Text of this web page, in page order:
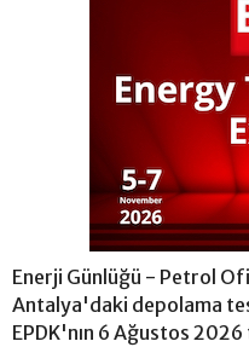
Enerji Günlüğü - Petrol
Antalya'daki depolama
EPDK'nın 6 Ağustos